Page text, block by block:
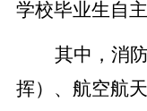
学校毕业生自主
其中，消
挥）、航空航